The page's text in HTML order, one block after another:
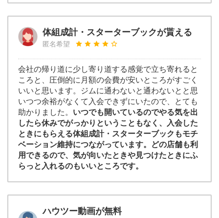
体組成計・スターターブックが貰える
匿名希望
会社の帰り道に少し寄り道する感覚で立ち寄れると
ころと、圧倒的に月額の会費が安いところがすごく
いいと思います。ジムに通わないと通わないとと思
いつつ余裕がなくて入会できずにいたので、とても
助かりました。 いつでも開いているのでやる気を出
したら休みでがっかりということもなく、入会した
ときにもらえる体組成計・スターターブックもモチ
ベーション維持につながっています。どの店舗も利
用できるので、気が向いたときや見つけたときにふ
らっと入れるのもいいところです。
ハウツー動画が無料